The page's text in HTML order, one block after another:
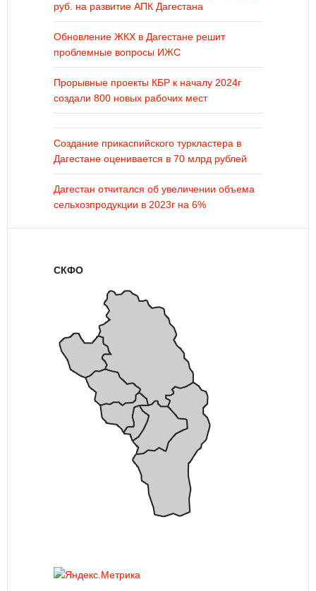
руб. на развитие АПК Дагестана
Обновление ЖКХ в Дагестане решит
проблемные вопросы ИЖС
Прорывные проекты КБР к началу 2024г
создали 800 новых рабочих мест
Создание прикаспийского туркластера в
Дагестане оценивается в 70 млрд рублей
Дагестан отчитался об увеличении объема
сельхозпродукции в 2023г на 6%
СКФО